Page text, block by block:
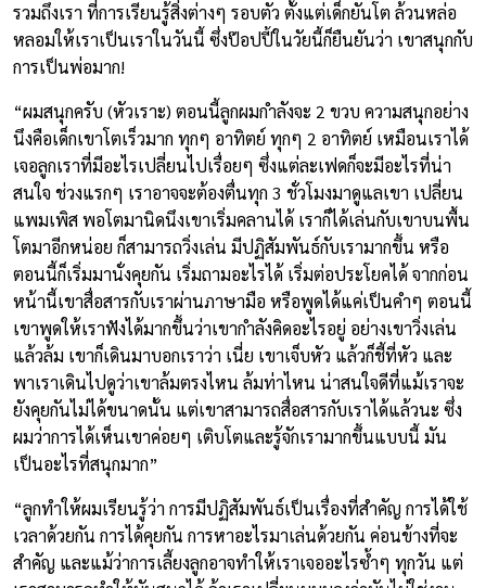
รวมถึงเรา ที่การเรียนรู้สิ่งต่างๆ รอบตัว ตั้งแต่เด็กยันโต ล้วนหล่อ
หลอมให้เราเป็นเราในวันนี้ ซึ่งป๊อปปี้ในวัยนี้ก็ยืนยันว่า เขาสนุกกับ
การเป็นพ่อมาก!
“ผมสนุกครับ (หัวเราะ) ตอนนี้ลูกผมกำลังจะ 2 ขวบ ความสนุกอย่าง
นึงคือเด็กเขาโตเร็วมาก ทุกๆ อาทิตย์ ทุกๆ 2 อาทิตย์ เหมือนเราได้
เจอลูกเราที่มีอะไรเปลี่ยนไปเรื่อยๆ ซึ่งแต่ละเฟดก็จะมีอะไรที่น่า
สนใจ ช่วงแรกๆ เราอาจจะต้องตื่นทุก 3 ชั่วโมงมาดูแลเขา เปลี่ยน
แพมเพิส พอโตมานิดนึงเขาเริ่มคลานได้ เราก็ได้เล่นกับเขาบนพื้น
โตมาอีกหน่อย ก็สามารถวิ่งเล่น มีปฏิสัมพันธ์กับเรามากขึ้น หรือ
ตอนนี้ก็เริ่มมานั่งคุยกัน เริ่มถามอะไรได้ เริ่มต่อประโยคได้ จากก่อน
หน้านี้เขาสื่อสารกับเราผ่านภาษามือ หรือพูดได้แค่เป็นคำๆ ตอนนี้
เขาพูดให้เราฟังได้มากขึ้นว่าเขากำลังคิดอะไรอยู่ อย่างเขาวิ่งเล่น
แล้วล้ม เขาก็เดินมาบอกเราว่า เนี่ย เขาเจ็บหัว แล้วก็ชี้ที่หัว และ
พาเราเดินไปดูว่าเขาล้มตรงไหน ล้มท่าไหน น่าสนใจดีที่แม้เราจะ
ยังคุยกันไม่ได้ขนาดนั้น แต่เขาสามารถสื่อสารกับเราได้แล้วนะ ซึ่ง
ผมว่าการได้เห็นเขาค่อยๆ เติบโตและรู้จักเรามากขึ้นแบบนี้ มัน
เป็นอะไรที่สนุกมาก”
“ลูกทำให้ผมเรียนรู้ว่า การมีปฏิสัมพันธ์เป็นเรื่องที่สำคัญ การได้ใช้
เวลาด้วยกัน การได้คุยกัน การหาอะไรมาเล่นด้วยกัน ค่อนข้างที่จะ
สำคัญ และแม้ว่าการเลี้ยงลูกอาจทำให้เราเจออะไรซ้ำๆ ทุกวัน แต่